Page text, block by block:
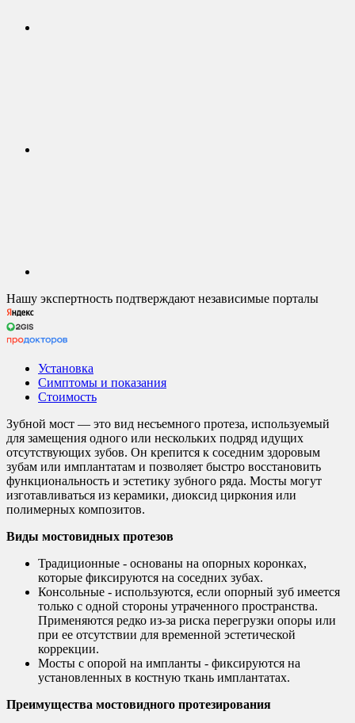
Нашу экспертность подтверждают независимые порталы
Установка
Симптомы и показания
Стоимость
Зубной мост — это вид несъемного протеза, используемый
для замещения одного или нескольких подряд идущих
отсутствующих зубов. Он крепится к соседним здоровым
зубам или имплантатам и позволяет быстро восстановить
функциональность и эстетику зубного ряда. Мосты могут
изготавливаться из керамики, диоксид циркония или
полимерных композитов.
Виды мостовидных протезов
Традиционные - основаны на опорных коронках,
которые фиксируются на соседних зубах.
Консольные - используются, если опорный зуб имеется
только с одной стороны утраченного пространства.
Применяются редко из-за риска перегрузки опоры или
при ее отсутствии для временной эстетической
коррекции.
Мосты с опорой на импланты - фиксируются на
установленных в костную ткань имплантатах.
Преимущества мостовидного протезирования